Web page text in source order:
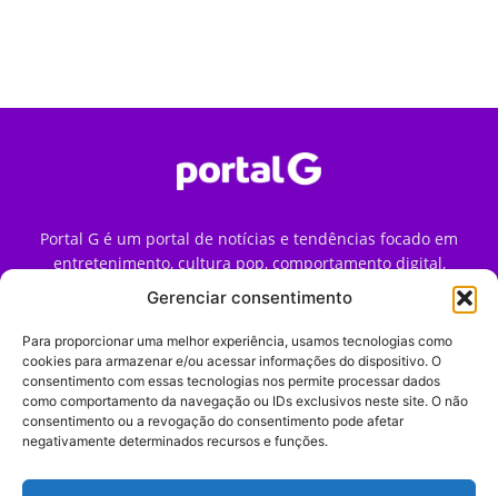
Gerenciar consentimento
Para proporcionar uma melhor experiência, usamos tecnologias como
cookies para armazenar e/ou acessar informações do dispositivo. O
consentimento com essas tecnologias nos permite processar dados
como comportamento da navegação ou IDs exclusivos neste site. O não
consentimento ou a revogação do consentimento pode afetar
negativamente determinados recursos e funções.
Portal G é um portal de notícias e tendências focado em
entretenimento, cultura pop, comportamento digital,
streaming, games e iniciativas de marca que impactam a
forma como o público vive e consome internet no Brasil.
Contato:contato@portalg.com.br